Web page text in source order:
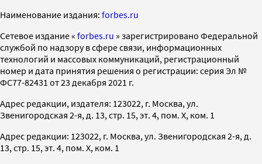
Наименование издания: forbes.ru
Cетевое издание « forbes.ru » зарегистрировано Федеральной
службой по надзору в сфере связи, информационных
технологий и массовых коммуникаций, регистрационный
номер и дата принятия решения о регистрации: серия Эл №
ФС77-82431 от 23 декабря 2021 г.
Адрес редакции, издателя: 123022, г. Москва, ул.
Звенигородская 2-я, д. 13, стр. 15, эт. 4, пом. X, ком. 1
Адрес редакции: 123022, г. Москва, ул. Звенигородская 2-я, д.
13, стр. 15, эт. 4, пом. X, ком. 1